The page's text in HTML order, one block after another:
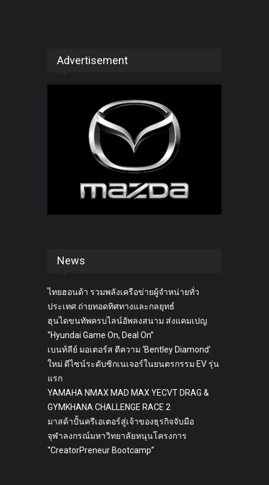
Advertisement
News
ไทยฮอนด้า รวมพลังเครือข่ายผู้จำหน่ายทั่ว
ประเทศ ถ่ายทอดทิศทางและกลยุทธ์
ฮุนไดขนทัพครบไลน์อัพลงสนาม ส่งแคมเปญ
“Hyundai Game On, Deal On”
เบนท์ลีย์ มอเตอร์ส ตีความ ‘Bentley Diamond’
ใหม่ ดีไซน์ระดับซิกเนเจอร์ในยนตรกรรม EV รุ่น
แรก
YAMAHA NMAX MAD MAX YECVT DRAG &
GYMKHANA CHALLENGE RACE 2
มาสด้าปั้นครีเอเตอร์สู่เจ้าของธุรกิจจับมือ
จุฬาลงกรณ์มหาวิทยาลัยหนุนโครงการ
“CreatorPreneur Bootcamp”